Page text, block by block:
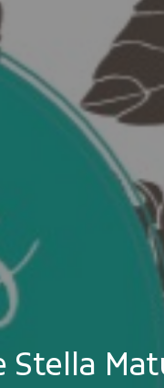
Publicité
Marchés
Projets
Plans
Stella